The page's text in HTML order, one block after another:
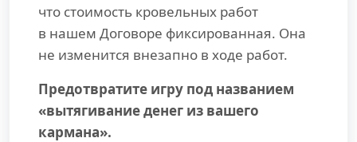
что стоимость кровельных работ
в нашем Договоре фиксированная. Она
не изменится внезапно в ходе работ.
Предотвратите игру под названием
«вытягивание денег из вашего
кармана».